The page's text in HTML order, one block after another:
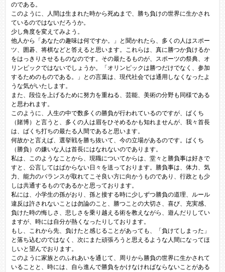
のである。
このように、人間は生まれた時から死ぬまで、勝ち負けの世界に生かされ
ているのではないだろうか。
少し角度を変えてみよう。
他人から「あなたの趣味は何ですか。」と聞かれたら、多くの人はスポー
ツ、囲碁、将棋などと答えると思います。これらは、真に勝つか負けるか
をはっきりさせるものなのです。その最たるものが、スポーツの祭典、オ
リンピックではないでしょうか。「オリンピックは勝つだけでなく、参加
するためのものである。」との言葉は、現代社会では通用しなくなったよ
うな気がいたします。
また、段位を上げるために努力を重ねる、芸能、美術の分野も同様である
と思われます。
このように、人生の中で数多くの勝負が行われているのですが、ばくち
（賭博）と言うと、多くの人は眉をひそめるかも知れませんが、我々首長
は、ばくち打ちの最たる人間であると思います。
何故かと言えば、選挙戦を勝ち抜いて、今の立場があるのです。ばくち
（勝負）の嫌いな人は首長にはなれないのであります。
私は、このようなことから、現職についてからは、堂々と勝負事は好きで
すと、公言してはばからない日々を送っております。勝負事は、体力、気
力、能力のバランスが取れてこそ良い方に向かうものであり、行政とも少
しは共通するものであるかと思っております。
私には、小学生の孫がおり、孫と接する時に少しずつ勝負の道理、ルール
違反は許されないことは勿論のこと、勝つことの大切さ、喜び、充実感、
負けた時の悔しさ、悲しさを乗り越える術を教えながら、遊んだりしてい
ますが、時には自分が熱くなったりしております。
もし、これから先、負けたと感じることがあっても、「負けてしまった」
と落ち込むのではなく、次にまた頑張ろうと思えるような人間になってほ
しいと望んでおります。
このように家族とのふれあいを通じて、周りから勝負の世界に生かされて
いることと、時には、自ら進んで勝負をかけなければならないことがある